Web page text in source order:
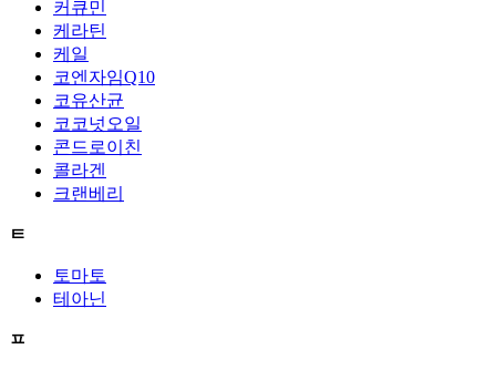
커큐민
케라틴
케일
코엔자임Q10
코유산균
코코넛오일
콘드로이친
콜라겐
크랜베리
ㅌ
토마토
테아닌
ㅍ